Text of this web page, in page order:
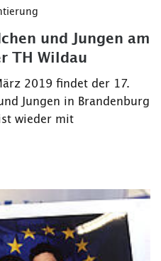
und Jungen am
TH Wildau
2019 findet der 17.
Jungen in Brandenburg
wieder mit